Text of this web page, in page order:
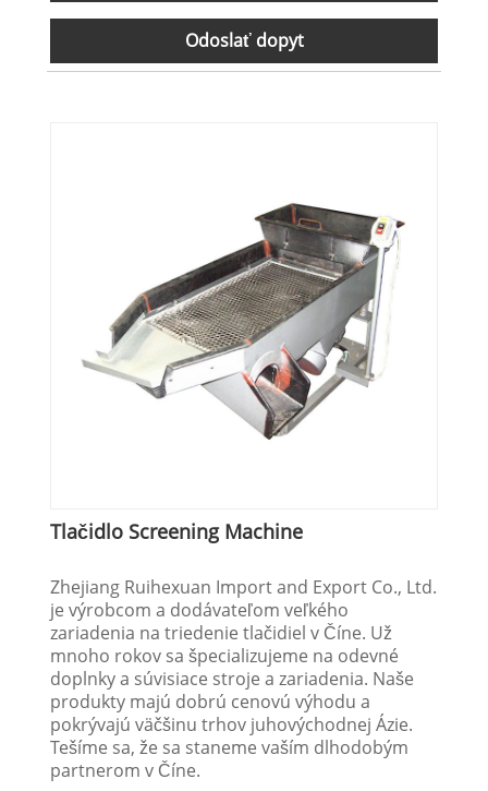
Odoslať dopyt
Tlačidlo Screening Machine
Zhejiang Ruihexuan Import and Export Co., Ltd.
je výrobcom a dodávateľom veľkého
zariadenia na triedenie tlačidiel v Číne. Už
mnoho rokov sa špecializujeme na odevné
doplnky a súvisiace stroje a zariadenia. Naše
produkty majú dobrú cenovú výhodu a
pokrývajú väčšinu trhov juhovýchodnej Ázie.
Tešíme sa, že sa staneme vaším dlhodobým
partnerom v Číne.